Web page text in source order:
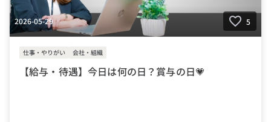
2026-05-29 5
仕事・やりがい 会社・組織
【給与・待遇】今日は何の日？賞与の日💗